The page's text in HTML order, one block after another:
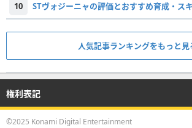
10 STヴォジーニャの評価とおすすめ育成・ス
人気記事ランキングをもっと見
権利表記
©2025 Konami Digital Entertainment